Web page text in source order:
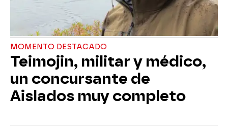
MOMENTO DESTACADO
Teimojin, militar y médico,
un concursante de
Aislados muy completo